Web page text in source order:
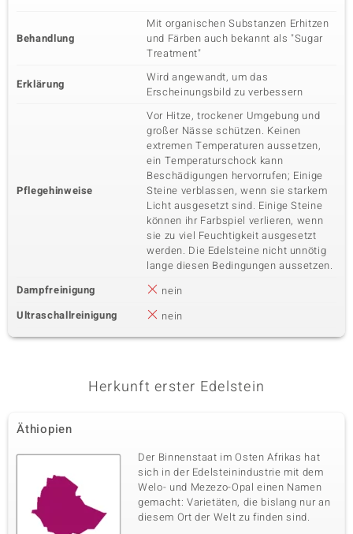
Behandlung
Mit organischen Substanzen Erhitzen
und Färben auch bekannt als "Sugar
Treatment"
Erklärung
Wird angewandt, um das
Erscheinungsbild zu verbessern
Pflegehinweise
Vor Hitze, trockener Umgebung und
großer Nässe schützen. Keinen
extremen Temperaturen aussetzen,
ein Temperaturschock kann
Beschädigungen hervorrufen; Einige
Steine verblassen, wenn sie starkem
Licht ausgesetzt sind. Einige Steine
können ihr Farbspiel verlieren, wenn
sie zu viel Feuchtigkeit ausgesetzt
werden. Die Edelsteine nicht unnötig
lange diesen Bedingungen aussetzen.
Dampfreinigung
nein
Ultraschallreinigung
nein
Herkunft erster Edelstein
Äthiopien
Der Binnenstaat im Osten Afrikas hat
sich in der Edelsteinindustrie mit dem
Welo- und Mezezo-Opal einen Namen
gemacht: Varietäten, die bislang nur an
diesem Ort der Welt zu finden sind.